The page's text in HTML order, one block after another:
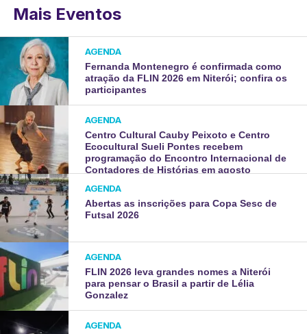
Mais Eventos
AGENDA
Fernanda Montenegro é confirmada como
atração da FLIN 2026 em Niterói; confira os
participantes
AGENDA
Centro Cultural Cauby Peixoto e Centro
Ecocultural Sueli Pontes recebem
programação do Encontro Internacional de
Contadores de Histórias em agosto
AGENDA
Abertas as inscrições para Copa Sesc de
Futsal 2026
AGENDA
FLIN 2026 leva grandes nomes a Niterói
para pensar o Brasil a partir de Lélia
Gonzalez
AGENDA